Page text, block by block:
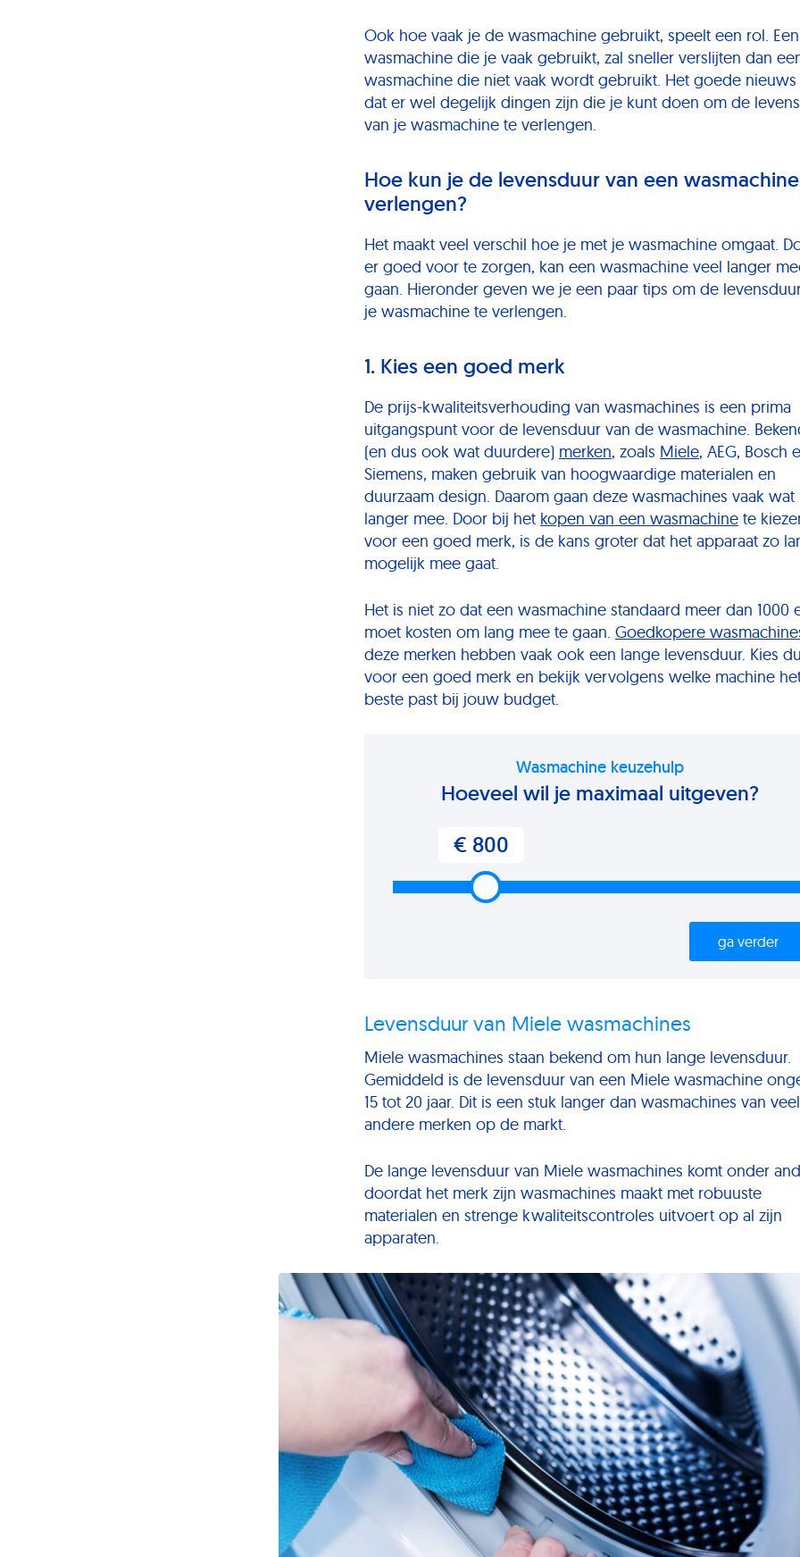
Ook hoe vaak je de wasmachine gebruikt, speelt een rol. Een
wasmachine die je vaak gebruikt, zal sneller verslijten dan
wasmachine die niet vaak wordt gebruikt. Het goede nieuws
dat er wel degelijk dingen zijn die je kunt doen om de
van je wasmachine te verlengen.
Hoe kun je de levensduur van een wasmachine
verlengen?
Het maakt veel verschil hoe je met je wasmachine omgaat.
er goed voor te zorgen, kan een wasmachine veel langer
gaan. Hieronder geven we je een paar tips om de
je wasmachine te verlengen.
1. Kies een goed merk
De prijs-kwaliteitsverhouding van wasmachines is een prima
uitgangspunt voor de levensduur van de wasmachine.
(en dus ook wat duurdere) merken, zoals Miele, AEG, Bosch
Siemens, maken gebruik van hoogwaardige materialen en
duurzaam design. Daarom gaan deze wasmachines vaak wat
langer mee. Door bij het kopen van een wasmachine te
voor een goed merk, is de kans groter dat het apparaat zo
mogelijk mee gaat.
Het is niet zo dat een wasmachine standaard meer dan 1000
moet kosten om lang mee te gaan. Goedkopere
deze merken hebben vaak ook een lange levensduur. Kies
voor een goed merk en bekijk vervolgens welke machine
beste past bij jouw budget.
Wasmachine keuzehulp
Hoeveel wil je maximaal uitgeven?
€ 800
ga verder
Levensduur van Miele wasmachines
Miele wasmachines staan bekend om hun lange levensduur.
Gemiddeld is de levensduur van een Miele wasmachine
15 tot 20 jaar. Dit is een stuk langer dan wasmachines van veel
andere merken op de markt.
De lange levensduur van Miele wasmachines komt onder
doordat het merk zijn wasmachines maakt met robuuste
materialen en strenge kwaliteitscontroles uitvoert op al zijn
apparaten.